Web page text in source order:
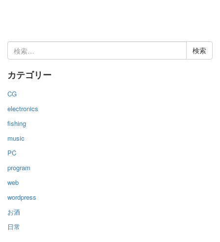
索:
カテゴリー
CG
electronics
fishing
music
PC
program
web
wordpress
お酒
日常